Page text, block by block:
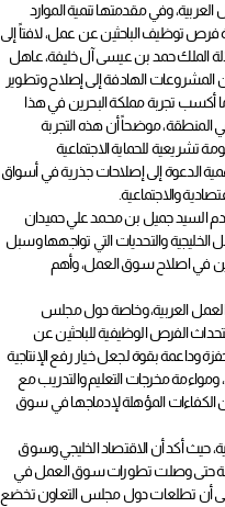
وفي مقدمتها تنمية الموارد
فرص توظيف الباحثين عن عمل، لافتاً إلى
الملك حمد بن عيسى آل خليفة، عاهل
الهادفة إلى إصلاح وتطوير
أكسب تجربة مملكة البحرين في هذا
المنطقة، موضحاً أن هذه التجربة
تشريعية للحماية الاجتماعية
الدعوة إلى إصلاحات جذرية في أسواق
والاجتماعية.
السيد جميل بن محمد علي حميدان
والتحديات التي تواجهها وسبل
في اصلاح سوق العمل، وأهم
العربية، وخاصة دول مجلس
الفرص الوظيفية للباحثين عن
بقوة لجعل خيار رفع الإنتاجية
مخرجات التعليم والتدريب مع
الكفاءات المؤهلة لإدماجها في سوق
حيث أكد أن الاقتصاد الخليجي وسوق
حتى وصلت تطورات سوق العمل في
أن تطلعات دول مجلس التعاون تخضع